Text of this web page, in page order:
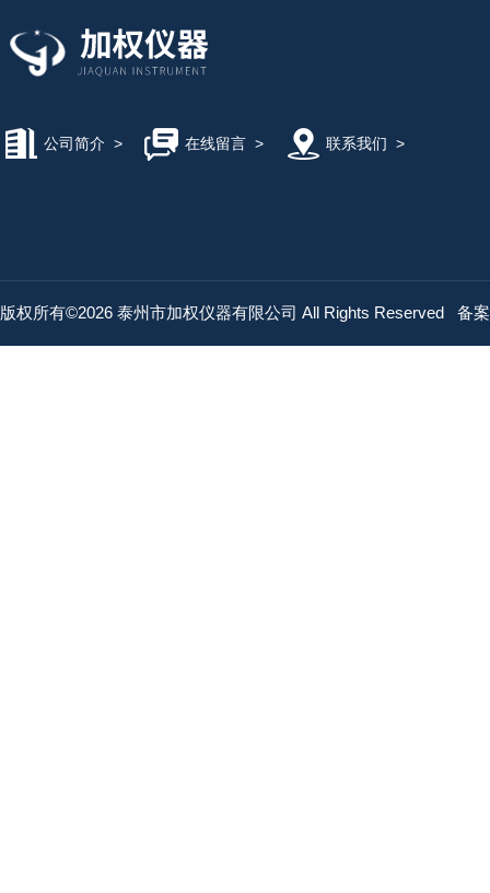
公司简介 > 在线留言> 联系我们 >
版权所有©2026 泰州市加权仪器有限公司 All Rights Reserved 备